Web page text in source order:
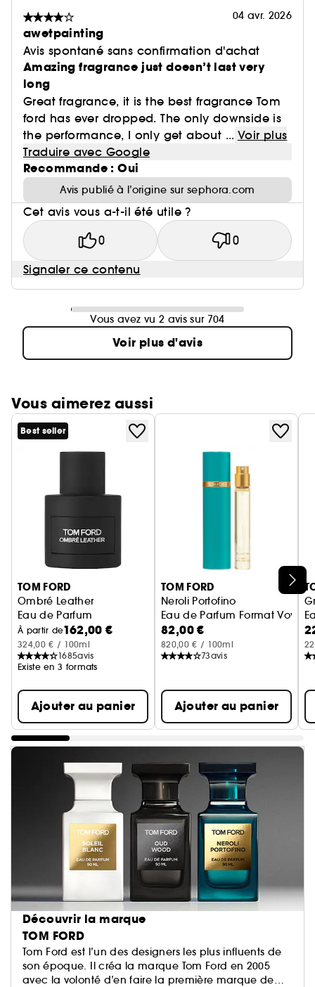
04 avr. 2026
awetpainting
Avis spontané sans confirmation d'achat
Amazing fragrance just doesn’t last very
long
Great fragrance, it is the best fragrance Tom
ford has ever dropped. The only downside is
the performance, I only get about ... Voir plus
Traduire avec Google
Recommande : Oui
Avis publié à l’origine sur sephora.com
Cet avis vous a-t-il été utile ?
0 0
Signaler ce contenu
Vous avez vu 2 avis sur 704
Voir plus d'avis
Vous aimerez aussi
Ignorer le carrousel produits
Best seller
TOM FORD
Ombré Leather
Eau de Parfum
À partir de162,00 €
324,00 € / 100ml
1685avis
Existe en 3 formats
Ajouter au panier
TOM FORD
Neroli Portofino
Eau de Parfum Format
82,00 €
820,00 € / 100ml
73avis
Ajouter au panier
Découvrir la marque
TOM FORD
Tom Ford est l’un des designers les plus influents de
son époque. Il créa la marque Tom Ford en 2005
avec la volonté d’en faire la première marque de